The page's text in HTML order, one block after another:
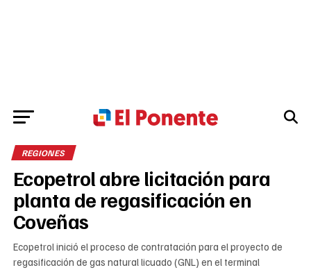
REGIONES
Ecopetrol abre licitación para
planta de regasificación en
Coveñas
Ecopetrol inició el proceso de contratación para el proyecto de
regasificación de gas natural licuado (GNL) en el terminal